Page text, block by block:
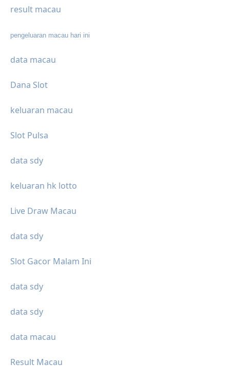
result macau
pengeluaran macau hari ini
data macau
Dana Slot
keluaran macau
Slot Pulsa
data sdy
keluaran hk lotto
Live Draw Macau
data sdy
Slot Gacor Malam Ini
data sdy
data sdy
data macau
Result Macau